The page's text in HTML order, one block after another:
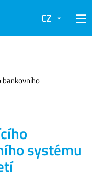
CZ
systému